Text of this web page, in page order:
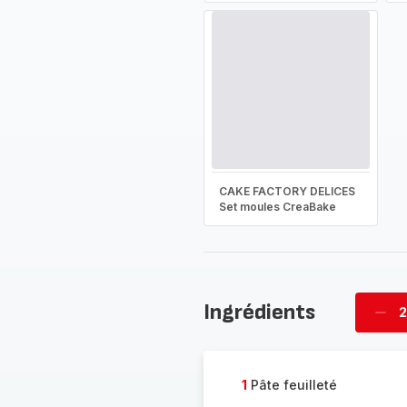
CAKE FACTORY DELICES
Set moules CreaBake
Ingrédients
1 Pâte feuilleté